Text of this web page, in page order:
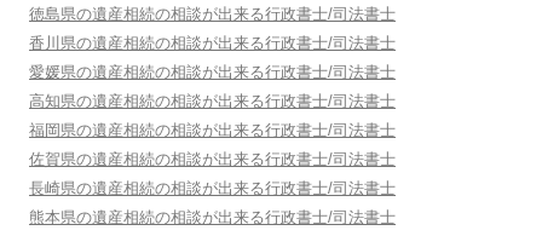
徳島県の遺産相続の相談が出来る行政書士/司法書士
香川県の遺産相続の相談が出来る行政書士/司法書士
愛媛県の遺産相続の相談が出来る行政書士/司法書士
高知県の遺産相続の相談が出来る行政書士/司法書士
福岡県の遺産相続の相談が出来る行政書士/司法書士
佐賀県の遺産相続の相談が出来る行政書士/司法書士
長崎県の遺産相続の相談が出来る行政書士/司法書士
熊本県の遺産相続の相談が出来る行政書士/司法書士